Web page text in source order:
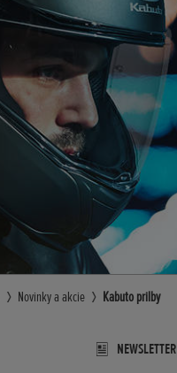
Novinky a akcie Kabuto prilby
NEWSLETTER